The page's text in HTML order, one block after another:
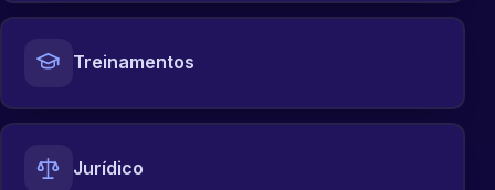
Treinamentos
Jurídico